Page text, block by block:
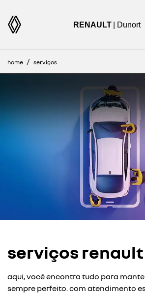
RENAULT | Dunort
home serviços
serviços renault
aqui, você encontra tudo para
sempre perfeito. com atendimento